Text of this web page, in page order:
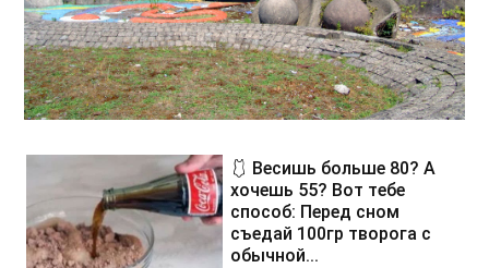
🩱 Весишь больше 80? А
хочешь 55? Вот тебе
способ: Перед сном
съедай 100гр творога с
обычной...